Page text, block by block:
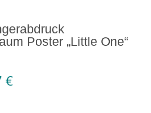
Poster „Little One“
€